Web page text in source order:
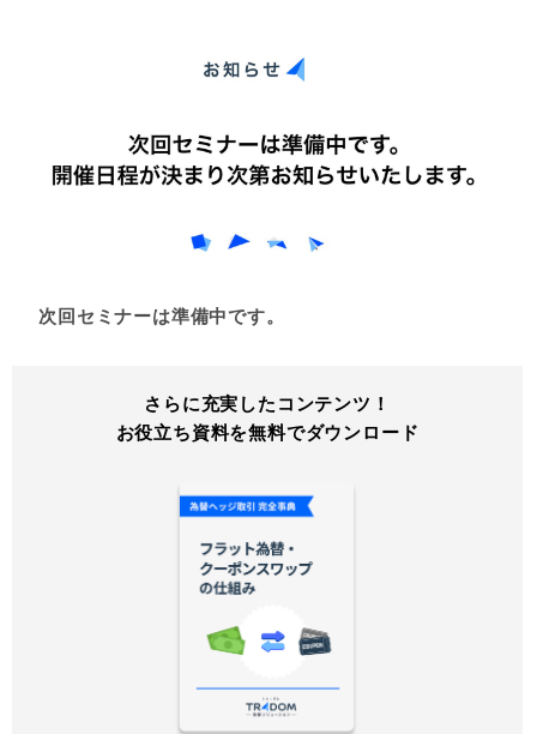
次回セミナーは準備中です。
さらに充実したコンテンツ！
お役立ち資料を無料でダウンロード